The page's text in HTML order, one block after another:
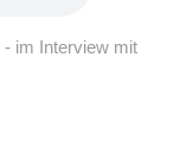
- im Interview mit